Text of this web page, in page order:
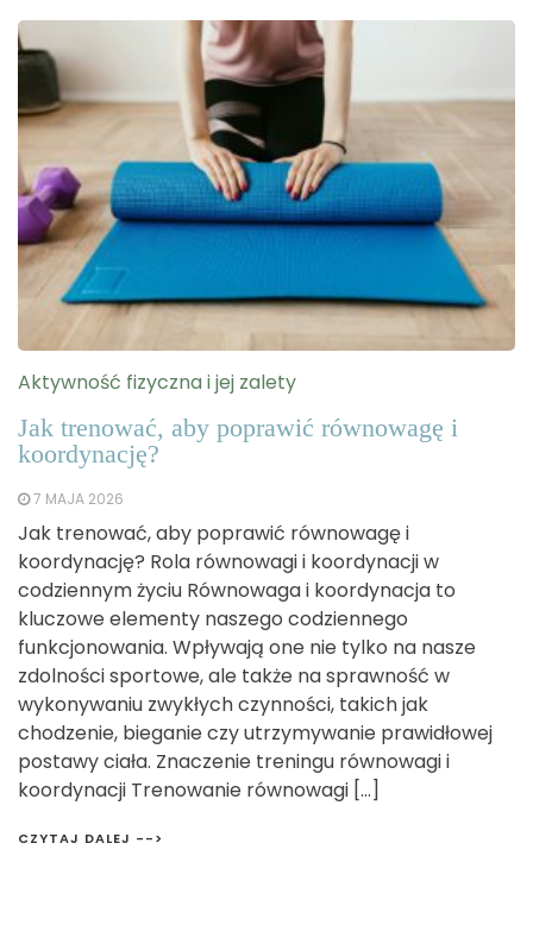
Aktywność fizyczna i jej zalety
Jak trenować, aby poprawić równowagę i
koordynację?
7 MAJA 2026
Jak trenować, aby poprawić równowagę i
koordynację? Rola równowagi i koordynacji w
codziennym życiu Równowaga i koordynacja to
kluczowe elementy naszego codziennego
funkcjonowania. Wpływają one nie tylko na nasze
zdolności sportowe, ale także na sprawność w
wykonywaniu zwykłych czynności, takich jak
chodzenie, bieganie czy utrzymywanie prawidłowej
postawy ciała. Znaczenie treningu równowagi i
koordynacji Trenowanie równowagi […]
CZYTAJ DALEJ -->